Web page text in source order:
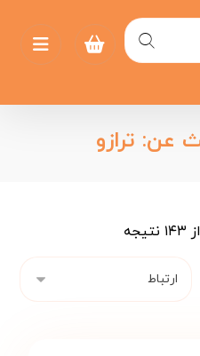
عن: ترازو